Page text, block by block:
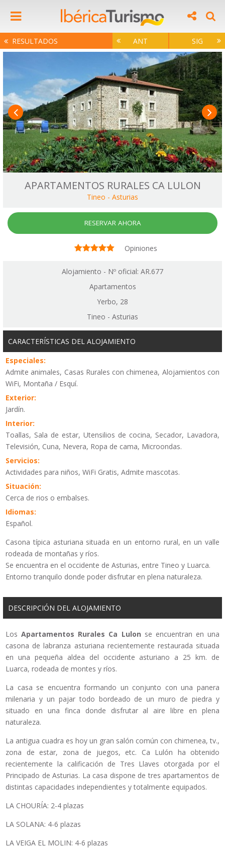
RESULTADOS ANT SIG
APARTAMENTOS RURALES CA LULON
Tineo - Asturias
RESERVAR AHORA
Opiniones
Alojamiento - Nº oficial: AR.677
Apartamentos
Yerbo, 28
Tineo - Asturias
CARACTERÍSTICAS DEL ALOJAMIENTO
Especiales:
Admite animales, Casas Rurales con chimenea, Alojamientos con
WiFi, Montaña / Esquí.
Exterior:
Jardín.
Interior:
Toallas, Sala de estar, Utensilios de cocina, Secador, Lavadora,
Televisión, Cuna, Nevera, Ropa de cama, Microondas.
Servicios:
Actividades para niños, WiFi Gratis, Admite mascotas.
Situación:
Cerca de rios o embalses.
Idiomas:
Español.
Casona típica asturiana situada en un entorno rural, en un valle
rodeada de montañas y ríos.
Se encuentra en el occidente de Asturias, entre Tineo y Luarca.
Entorno tranquilo donde poder disfrutar en plena naturaleza.
DESCRIPCIÓN DEL ALOJAMIENTO
LosApartamentos Rurales Ca Lulon se encuentran en una
casona de labranza asturiana recientemente restaurada situada
en una pequeña aldea del occidente asturiano a 25 km. de
Luarca, rodeada de montes y ríos.
La casa se encuentra formando un conjunto con una panera
milenaria y un pajar todo bordeado de un muro de piedra y
situado en una finca donde disfrutar al aire libre en plena
naturaleza.
La antigua cuadra es hoy un gran salón común con chimenea, tv.,
zona de estar, zona de juegos, etc. Ca Lulón ha obtenido
recientemente la calificación de Tres Llaves otorgada por el
Principado de Asturias. La casa dispone de tres apartamentos de
distintas capacidades independientes y totalmente equipados.
LA CHOURÍA: 2-4 plazas
LA SOLANA: 4-6 plazas
LA VEIGA EL MOLIN: 4-6 plazas